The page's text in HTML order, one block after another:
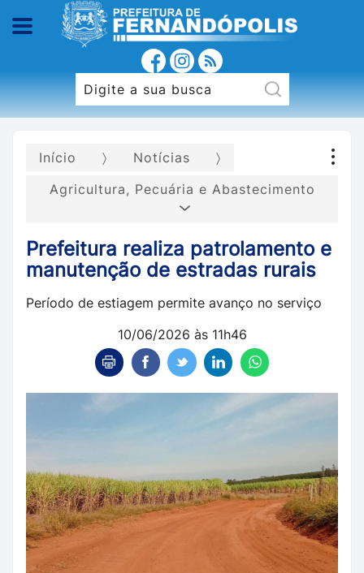
Início
Notícias
Agricultura, Pecuária e Abastecimento
Prefeitura realiza patrolamento e
manutenção de estradas rurais
Período de estiagem permite avanço no serviço
10/06/2026 às 11h46